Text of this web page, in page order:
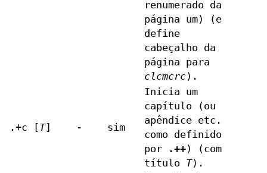
renumerado da
página um) (e
define
cabeçalho da
página para
clcmcrc).
.+c [T] - sim
Inicia um
capítulo (ou
apêndice etc.
como definido
por
.++) (com
título T).